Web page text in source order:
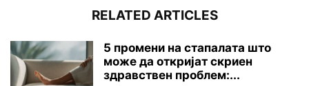
RELATED ARTICLES
5 промени на стапалата што
може да откријат скриен
здравствен проблем:...